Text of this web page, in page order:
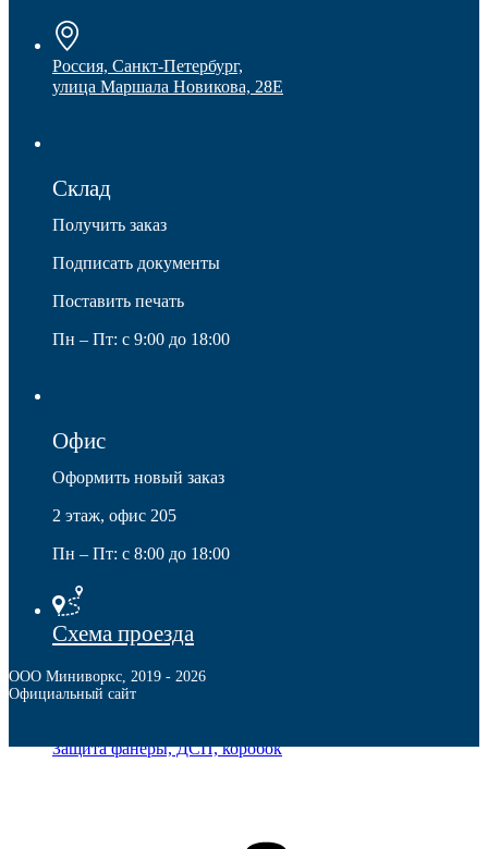
Мебельные колеса
Защита фанеры, ДСП, коробок
Россия, Санкт-Петербург,
улица Маршала Новикова, 28Е
Склад
Получить заказ
Подписать документы
Поставить печать
Пн – Пт: с 9:00 до 18:00
Офис
Оформить новый заказ
2 этаж, офис 205
Пн – Пт: с 8:00 до 18:00
Схема проезда
ООО Миниворкс, 2019 - 2026
Официальный сайт